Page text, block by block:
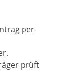
per
prüft